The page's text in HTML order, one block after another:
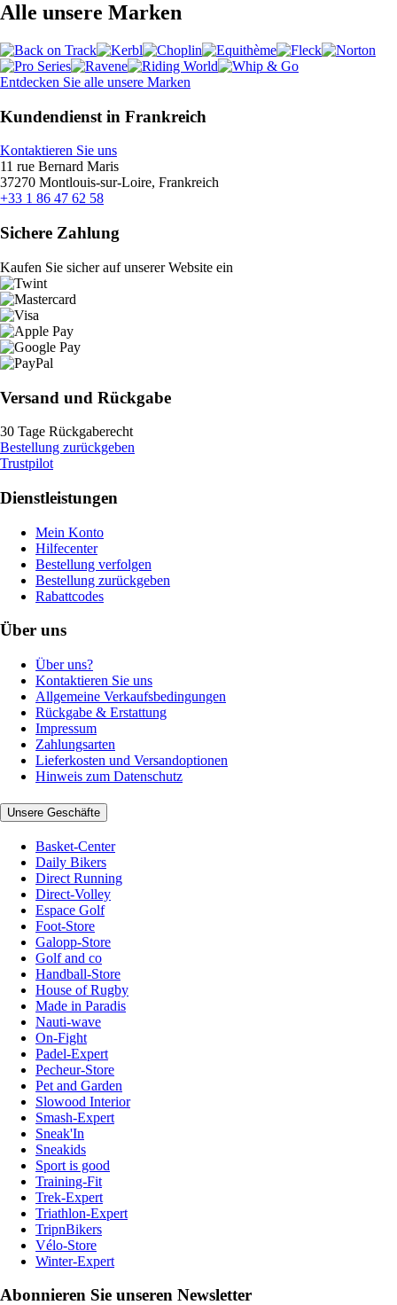
Alle unsere Marken
Entdecken Sie alle unsere Marken
Kundendienst in Frankreich
Kontaktieren Sie uns
11 rue Bernard Maris
37270 Montlouis-sur-Loire, Frankreich
+33 1 86 47 62 58
Sichere Zahlung
Kaufen Sie sicher auf unserer Website ein
Versand und Rückgabe
30 Tage Rückgaberecht
Bestellung zurückgeben
Trustpilot
Dienstleistungen
Mein Konto
Hilfecenter
Bestellung verfolgen
Bestellung zurückgeben
Rabattcodes
Über uns
Über uns?
Kontaktieren Sie uns
Allgemeine Verkaufsbedingungen
Rückgabe & Erstattung
Impressum
Zahlungsarten
Lieferkosten und Versandoptionen
Hinweis zum Datenschutz
Unsere Geschäfte
Basket-Center
Daily Bikers
Direct Running
Direct-Volley
Espace Golf
Foot-Store
Galopp-Store
Golf and co
Handball-Store
House of Rugby
Made in Paradis
Nauti-wave
On-Fight
Padel-Expert
Pecheur-Store
Pet and Garden
Slowood Interior
Smash-Expert
Sneak'In
Sneakids
Sport is good
Training-Fit
Trek-Expert
Triathlon-Expert
TripnBikers
Vélo-Store
Winter-Expert
Abonnieren Sie unseren Newsletter